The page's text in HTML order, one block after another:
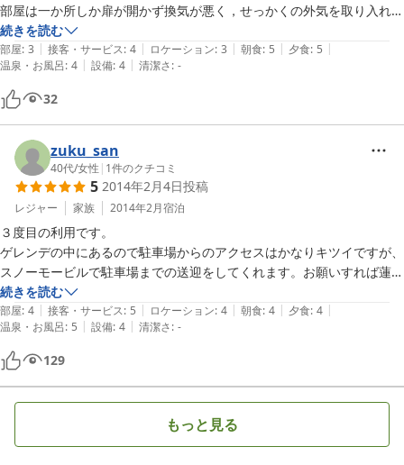
部屋は一か所しか扉が開かず換気が悪く，せっかくの外気を取り入れに
くいのが残念でした．宿の周りでの散歩には適していませんね．全て車
で移動してから行動することを前提にするのなら，お勧めの宿です．
続きを読む
部屋: 3 | 接客・サービス: 4 | ロケーション: 3 | 朝食: 5 | 夕食: 5 |
温泉・お風呂: 4 | 設備: 4 | 清潔さ: -
32
zuku_san
40代/女性 | 1件のクチコミ
5 2014年2月4日投稿
レジャー 家族 2014年2月宿泊
３度目の利用です。
ゲレンデの中にあるので駐車場からのアクセスはかなりキツイですが、
スノーモービルで駐車場までの送迎をしてくれます。お願いすれば蓮池
のバス停までの送迎もしていただけるようです。（ちなみに夏シーズン
は宿の前まで車で行けますし駐車もできます。）
お料理がおいしい、客室もお風呂も掃除が行き届いているようで清潔で
快適です。
温泉は少し熱めですが洗い場もゆったりしていてくつろげます。
お世話になりました。また利用させていただきます。
続きを読む
部屋: 4 | 接客・サービス: 5 | ロケーション: 4 | 朝食: 4 | 夕食: 4 |
温泉・お風呂: 5 | 設備: 4 | 清潔さ: -
129
もっと見る